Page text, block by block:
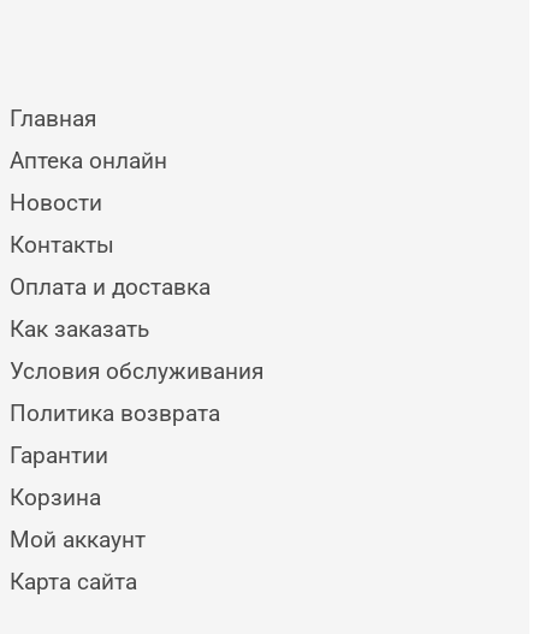
Главная
Аптека онлайн
Новости
Контакты
Оплата и доставка
Как заказать
Условия обслуживания
Политика возврата
Гарантии
Корзина
Мой аккаунт
Карта сайта